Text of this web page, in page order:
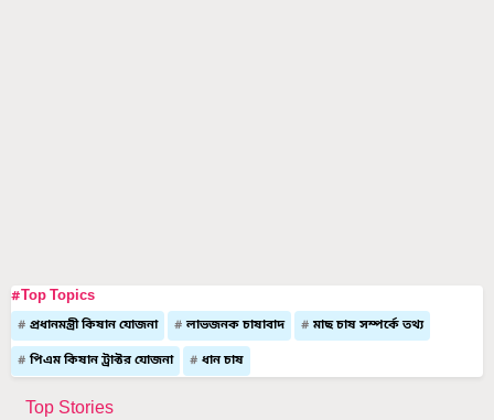
#Top Topics
প্রধানমন্ত্রী কিষান যোজনা লাভজনক চাষাবাদ মাছ চাষ সম্পর্কে তথ্য
পিএম কিষান ট্রাক্টর যোজনা ধান চাষ
Top Stories